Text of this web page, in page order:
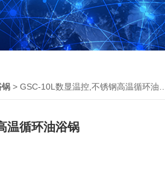
锅 > GSC-10L数显温控,不锈钢高温循环油浴锅
温循环油浴锅